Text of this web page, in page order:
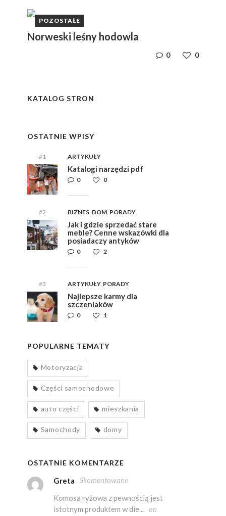
POZOSTAŁE
Norweski leśny hodowla
0
0
KATALOG STRON
OSTATNIE WPISY
#1 ARTYKUŁY
Katalogi narzędzi pdf
0
0
#2 BIZNES, DOM, PORADY
Jak i gdzie sprzedać stare
meble? Cenne wskazówki dla
posiadaczy antyków
2
0
#3 ARTYKUŁY, PORADY
Najlepsze karmy dla
szczeniaków
1
0
POPULARNE TEMATY
Motoryzacja
Części samochodowe
auto części mieszkania
Samochody domy
OSTATNIE KOMENTARZE
Greta
Skomentowane
Komosa ryżowa z pewnością jest
istotnym produktem w die... on